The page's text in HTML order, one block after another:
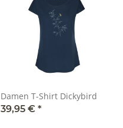
Damen T-Shirt Dickybird
39,95 € *